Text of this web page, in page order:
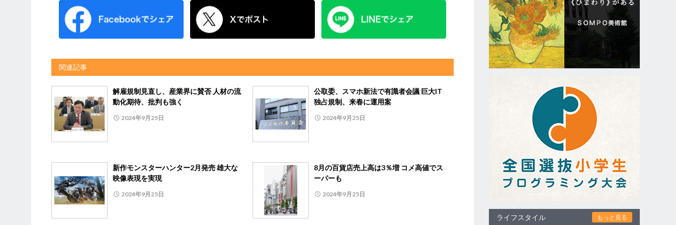
関連記事
解雇規制見直し、産業界に賛否 人材の流
動化期待、批判も強く
2024年9月25日
公取委、スマホ新法で有識者会議 巨大IT
独占規制、来春に運用案
2024年9月25日
新作モンスターハンター2月発売 雄大な
映像表現を実現
2024年9月25日
8月の百貨店売上高は3％増 コメ高値でス
ーパーも
2024年9月25日
ライフスタイル もっと見る